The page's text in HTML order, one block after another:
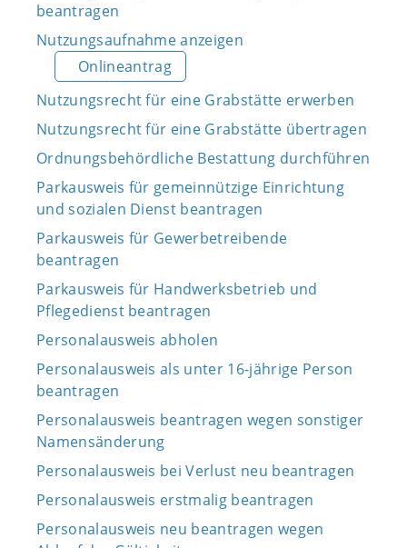
beantragen
Nutzungsaufnahme anzeigen
Onlineantrag
Nutzungsrecht für eine Grabstätte erwerben
Nutzungsrecht für eine Grabstätte übertragen
Ordnungsbehördliche Bestattung durchführen
Parkausweis für gemeinnützige Einrichtung
und sozialen Dienst beantragen
Parkausweis für Gewerbetreibende
beantragen
Parkausweis für Handwerksbetrieb und
Pflegedienst beantragen
Personalausweis abholen
Personalausweis als unter 16-jährige Person
beantragen
Personalausweis beantragen wegen sonstiger
Namensänderung
Personalausweis bei Verlust neu beantragen
Personalausweis erstmalig beantragen
Personalausweis neu beantragen wegen